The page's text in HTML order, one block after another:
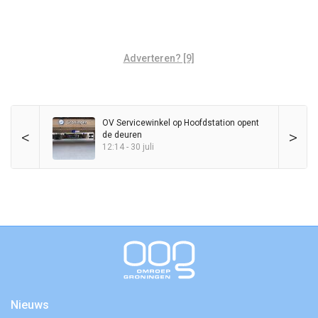
Adverteren? [9]
< >
OV Servicewinkel op Hoofdstation opent
de deuren
12:14 - 30 juli
Nieuws